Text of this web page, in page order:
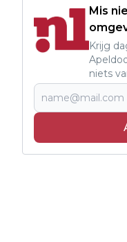
Mis
Krijg
niets